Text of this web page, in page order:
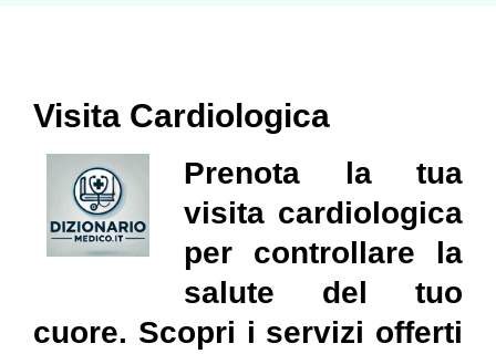
Visita Cardiologica
Prenota la tua
visita cardiologica
per controllare la
salute del tuo
cuore. Scopri i servizi offerti